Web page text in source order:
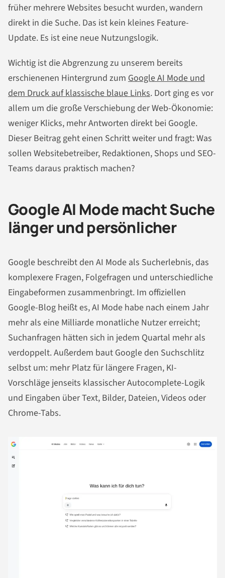
früher mehrere Websites besucht wurden, wandern
direkt in die Suche. Das ist kein kleines Feature-
Update. Es ist eine neue Nutzungslogik.
Wichtig ist die Abgrenzung zu unserem bereits
erschienenen Hintergrund zum Google AI Mode und
dem Druck auf klassische blaue Links. Dort ging es vor
allem um die große Verschiebung der Web-Ökonomie:
weniger Klicks, mehr Antworten direkt bei Google.
Dieser Beitrag geht einen Schritt weiter und fragt: Was
sollen Websitebetreiber, Redaktionen, Shops und SEO-
Teams daraus praktisch machen?
Google AI Mode macht Suche
länger und persönlicher
Google beschreibt den AI Mode als Sucherlebnis, das
komplexere Fragen, Folgefragen und unterschiedliche
Eingabeformen zusammenbringt. Im offiziellen
Google-Blog heißt es, AI Mode habe nach einem Jahr
mehr als eine Milliarde monatliche Nutzer erreicht;
Suchanfragen hätten sich in jedem Quartal mehr als
verdoppelt. Außerdem baut Google den Suchschlitz
selbst um: mehr Platz für längere Fragen, KI-
Vorschläge jenseits klassischer Autocomplete-Logik
und Eingaben über Text, Bilder, Dateien, Videos oder
Chrome-Tabs.